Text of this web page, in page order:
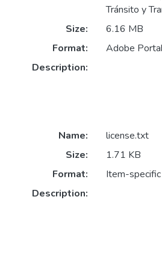
Tránsito y
Size:
6.16 MB
Format:
Adobe
Description:
Name:
license.txt
Size:
1.71 KB
Format:
Item-
Description: